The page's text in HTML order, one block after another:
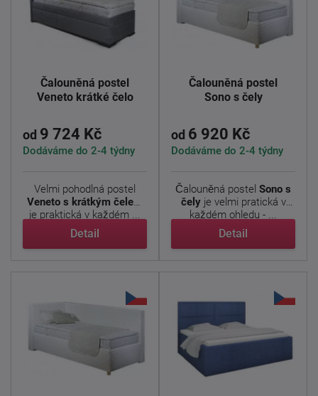
Čalouněná postel
Veneto krátké čelo
od 9 724 Kč
Dodáváme do 2-4 týdny
Velmi pohodlná postel
Veneto s krátkým čelem
je praktická v každém ...
Detail
Čalouněná postel
Sono s čely
od 6 920 Kč
Dodáváme do 2-4 týdny
Čalouněná postel Sono s
čelyje velmi pratická v
každém ohledu - ...
Detail